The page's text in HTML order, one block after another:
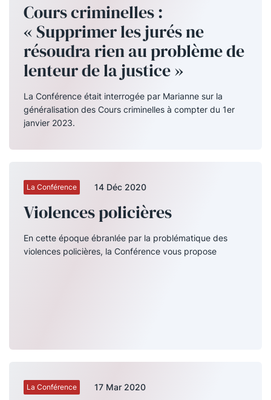
Cours criminelles :
« Supprimer les jurés ne
résoudra rien au problème de
lenteur de la justice »
La Conférence était interrogée par Marianne sur la
généralisation des Cours criminelles à compter du 1er
janvier 2023.
La Conférence 14 Déc 2020
Violences policières
En cette époque ébranlée par la problématique des
violences policières, la Conférence vous propose
La Conférence 17 Mar 2020